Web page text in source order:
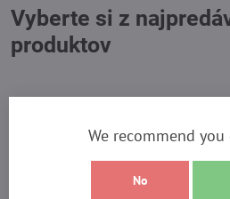
Vyberte si z
produktov
We recommend
No